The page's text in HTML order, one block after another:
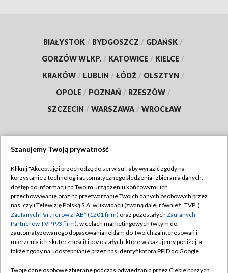
BIAŁYSTOK / BYDGOSZCZ / GDAŃSK /
GORZÓW WLKP. / KATOWICE / KIELCE /
KRAKÓW / LUBLIN / ŁÓDŹ / OLSZTYN /
OPOLE / POZNAŃ / RZESZÓW /
SZCZECIN / WARSZAWA / WROCŁAW
TVP
Abonament TVP
Emisja w TVP
Centrum informacji TVP
Naziemna Telewizja Cyfrowa
Regulamin TVP
Polityka prywatności
Moje zgody
Pomoc
Szanujemy Twoją prywatność
Kliknij "Akceptuję i przechodzę do serwisu", aby wyrazić zgody na
korzystanie z technologii automatycznego śledzenia i zbierania danych,
dostęp do informacji na Twoim urządzeniu końcowym i ich
przechowywanie oraz na przetwarzanie Twoich danych osobowych przez
nas, czyli Telewizję Polską S.A. w likwidacji (zwaną dalej również „TVP”),
Zaufanych Partnerów z IAB* (1201 firm) oraz pozostałych Zaufanych
Partnerów TVP (93 firm), w celach marketingowych (w tym do
zautomatyzowanego dopasowania reklam do Twoich zainteresowań i
mierzenia ich skuteczności) i pozostałych, które wskazujemy poniżej, a
także zgody na udostępnianie przez nas identyfikatora PPID do Google.
Twoje dane osobowe zbierane podczas odwiedzania przez Ciebie naszych